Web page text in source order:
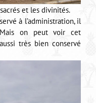
et les divinités.
à l’administration, il
Mais on peut voir cet
très bien conservé